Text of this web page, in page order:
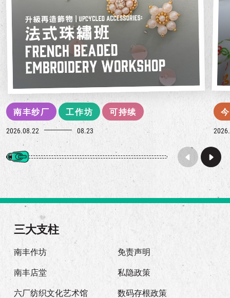
南丰纱厂 工作坊 可持续
2026.08.22 08.23
三大支柱
南丰作坊
南丰店堂
六厂纺织文化艺术馆
免责声明
私隐政策
数码存根政策